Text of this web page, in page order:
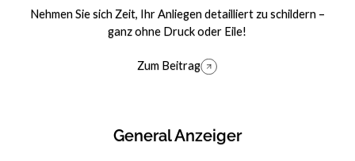
Nehmen Sie sich Zeit, Ihr Anliegen detailliert zu schildern –
ganz ohne Druck oder Eile!
Zum Beitrag
General Anzeiger